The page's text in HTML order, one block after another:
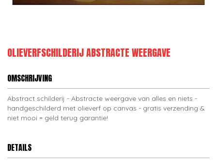
OLIEVERFSCHILDERIJ ABSTRACTE WEERGAVE
OMSCHRIJVING
Abstract schilderij - Abstracte weergave van alles en niets -
handgeschilderd met olieverf op canvas - gratis verzending &
niet mooi = geld terug garantie!
DETAILS